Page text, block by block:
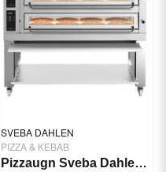
SVEBA DAHLEN
PIZZA & KEBAB
Pizzaugn Sveba Dahlen P-803, 3-däck